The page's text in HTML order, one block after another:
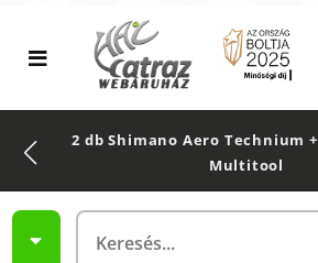
2 db Shimano Aero Technium +
Multitool